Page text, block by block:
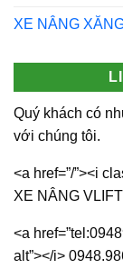
XE NÂNG
Quý khách có
với chúng tôi.
<a href=”/”><i
XE NÂNG
<a
alt”></i>